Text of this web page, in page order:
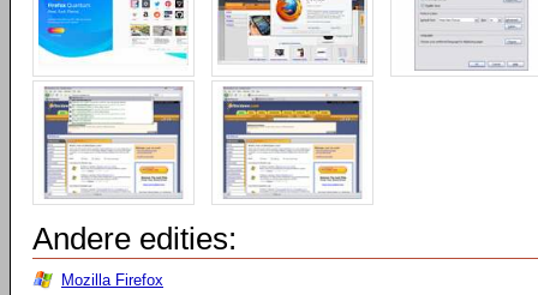
Andere edities:
Mozilla Firefox